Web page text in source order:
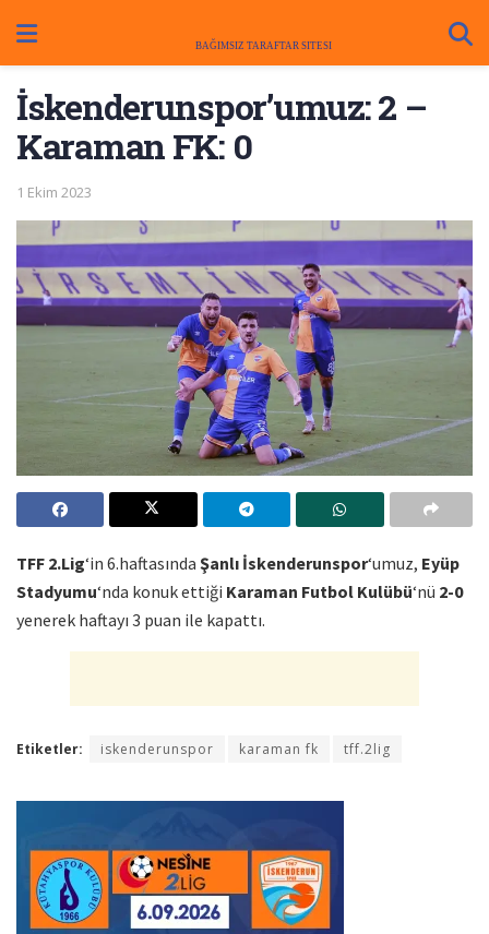
İskenderunspor’umuz: 2 –
Karaman FK: 0
1 Ekim 2023
TFF 2.Lig‘in 6.haftasında Şanlı İskenderunspor‘umuz, Eyüp
Stadyumu‘nda konuk ettiği Karaman Futbol Kulübü‘nü 2-0
yenerek haftayı 3 puan ile kapattı.
Etiketler: iskenderunspor karaman fk tff.2lig